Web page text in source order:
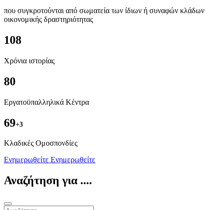
που συγκροτούνται από σωματεία των ίδιων ή συναφών κλάδων
οικονομικής δραστηριότητας
108
Χρόνια ιστορίας
80
Εργατοϋπαλληλικά Κέντρα
69+3
Kλαδικές Ομοσπονδίες
Ενημερωθείτε Ενημερωθείτε
Αναζήτηση για ....